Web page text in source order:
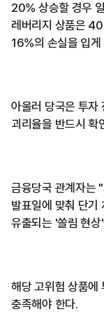
20% 상승할 경우
레버리지 상품은
16%의 손실을 입게
아울러 당국은 투자
괴리율을 반드시 확
금융당국 관계자는
발표일에 맞춰 단기
유출되는 '쏠림 현
해당 고위험 상품에
충족해야 한다.